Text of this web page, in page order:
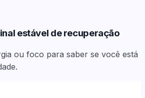
estável de recuperação
ou foco para saber se você está